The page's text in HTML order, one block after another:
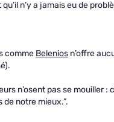
n’y a jamais eu de
comme Belenios n’offre
n’osent pas se mouiller :
de notre mieux.”.